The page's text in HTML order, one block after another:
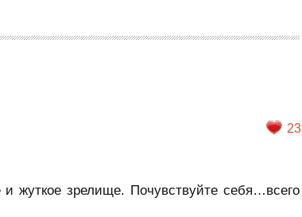
23
жуткое зрелище. Почувствуйте себя…всего